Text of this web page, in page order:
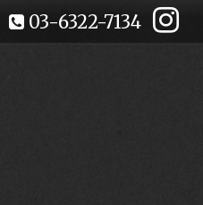
03-6322-7134